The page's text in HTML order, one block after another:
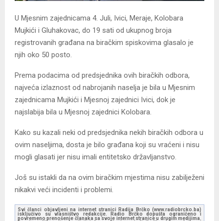
U Mjesnim zajednicama 4. Juli, Ivici, Meraje, Kolobara
Mujkići i Gluhakovac, do 19 sati od ukupnog broja
registrovanih građana na biračkim spiskovima glasalo je
njih oko 50 posto.
Prema podacima od predsjednika ovih biračkih odbora,
najveća izlaznost od nabrojanih naselja je bila u Mjesnim
zajednicama Mujkići i Mjesnoj zajednici Ivici, dok je
najslabija bila u Mjesnoj zajednici Kolobara.
Kako su kazali neki od predsjednika nekih biračkih odbora u
ovim naseljima, dosta je bilo građana koji su vraćeni i nisu
mogli glasati jer nisu imali entitetsko državljanstvo.
Još su istakli da na ovim biračkim mjestima nisu zabilježeni
nikakvi veći incidenti i problemi.
Svi članci objavljeni na internet stranici Radija Brčko (www.radiobrcko.ba)
isključivo su vlasništvo redakcije. Radio Brčko dopušta ograničeno i
povremeno prenošenje članaka sa svoje internet stranice u drugim medijima.